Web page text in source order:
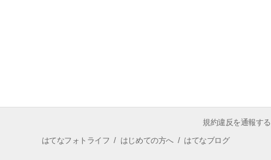
規約違反を通報する
はてなフォトライフ / はじめての方へ/ はてなブログ